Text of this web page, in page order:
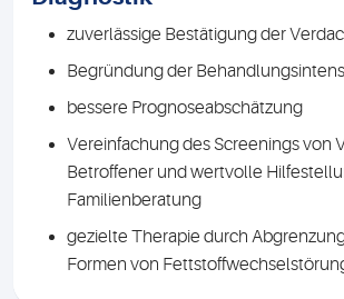
zuverlässige Bestätigung der
Begründung der
bessere Prognoseabschätzung
Vereinfachung des Screenings von
Betroffener und wertvolle
Familienberatung
gezielte Therapie durch
Formen von